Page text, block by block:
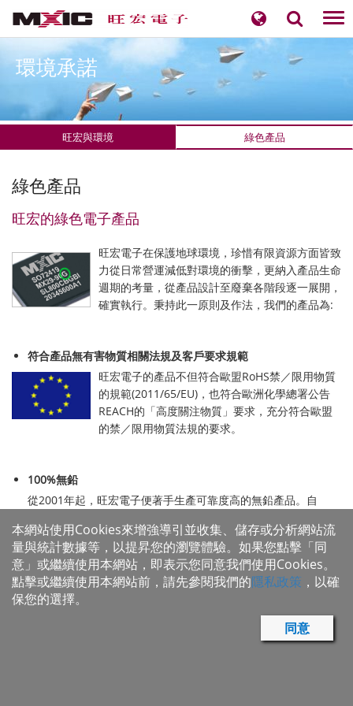
環境承諾
旺宏與環境 綠色產品
​綠色產品
旺宏的綠色電子產品
旺宏電子在保護地球環境，珍惜有限資源方面皆致
力從日常營運減低對環境的衝擊，更納入產品生命
週期的考量，從產品設計至廢棄各階段逐一展開，
確實執行。秉持此一原則及作法，我們的產品為:
符合產品無有害物質相關法規及客戶要求規範
旺宏電子的產品不但符合歐盟RoHS禁／限用物質
的規範(2011/65/EU)，也符合歐洲化學總署公告
REACH的「高度關注物質」要求，充分符合歐盟
的禁／限用物質法規的要求。
100%無鉛
從2001年起，旺宏電子便著手生產可靠度高的無鉛產品。自
100%無鹵
旺宏電子本著對環境及人類健康的關懷，從2007年開始生產符合
國際規範(IEC 61249-2-21, JPCA-ES01 2003, IPC 4101)的不含鹵
素產品。2008年第二季以後，我們所有的製造產品均不含鹵化
物。 這項作法再度宣示旺宏電子與客戶共同攜手以保護地球環境
本網站使用Cookies來增強導引並收集、儲存或分析網站流
量與統計數據等，以提昇您的瀏覽體驗。如果您點擊「同
意」或繼續使用本網站，即表示您同意我們使用Cookies。
點擊或繼續使用本網站前，請先參閱我們的隱私政策 ，以確
保您的選擇。
同意